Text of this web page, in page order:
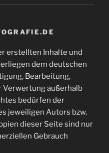
erstellten Inhalte und
dem deutschen
Bearbeitung,
Verwertung außerhalb
bedürfen der
jeweiligen Autors bzw.
dieser Seite sind nur
Gebrauch